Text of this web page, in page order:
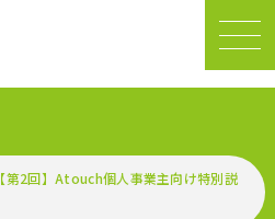
【第2回】Atouch個人事業主向け特別説